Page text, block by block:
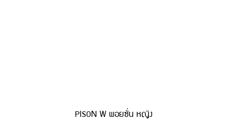
PISON W พอยซั่น หญิง